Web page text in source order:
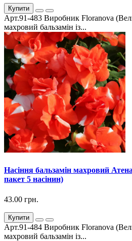
Купити
Арт.91-483 Виробник Floranova
махровий бальзамін із...
Насіння бальзамін махровий
пакет 5 насінин)
43.00 грн.
Купити
Арт.91-484 Виробник Floranova
махровий бальзамін із...